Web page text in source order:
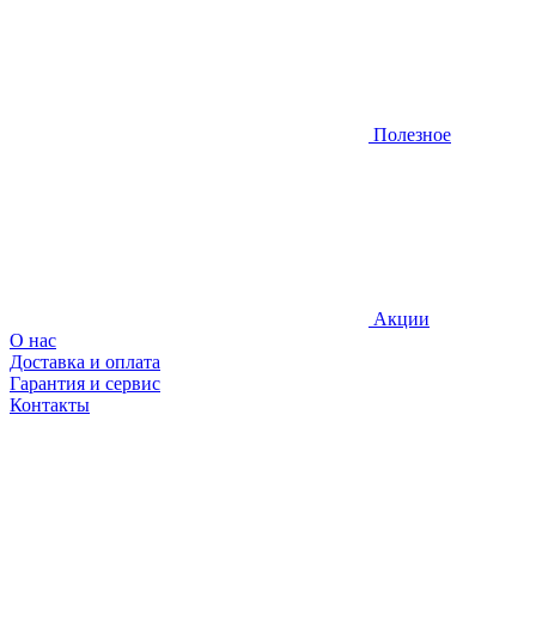
Полезное
Акции
О нас
Доставка и оплата
Гарантия и сервис
Контакты